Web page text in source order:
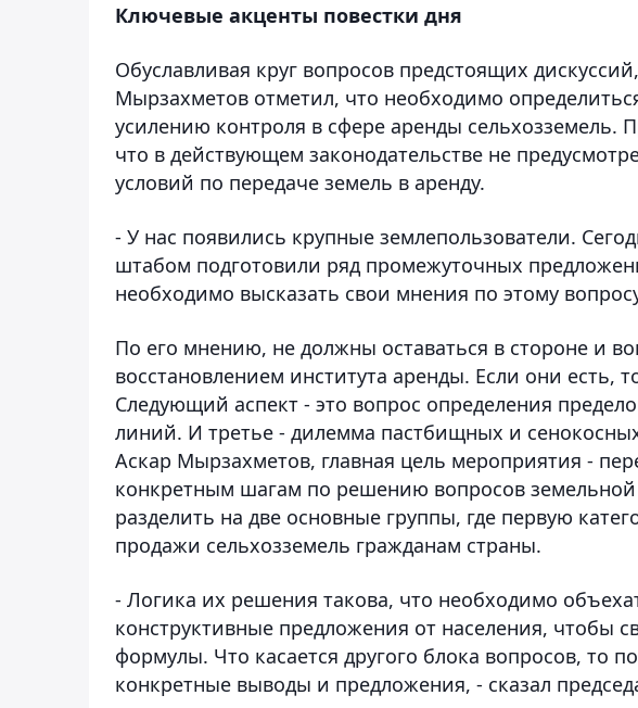
Ключевые акценты повестки дня
Обуславливая круг вопросов предстоящих
Мырзахметов отметил, что необходимо
усилению контроля в сфере аренды
что в действующем законодательстве не
условий по передаче земель в аренду.
- У нас появились крупные землепользователи.
штабом подготовили ряд промежуточных
необходимо высказать свои мнения по этому
По его мнению, не должны оставаться в стороне и
восстановлением института аренды. Если они есть,
Следующий аспект - это вопрос определения
линий. И третье - дилемма пастбищных и
Аскар Мырзахметов, главная цель мероприятия -
конкретным шагам по решению вопросов
разделить на две основные группы, где первую
продажи сельхозземель гражданам страны.
- Логика их решения такова, что необходимо
конструктивные предложения от населения, чтобы
формулы. Что касается другого блока вопросов, то
конкретные выводы и предложения, - сказал